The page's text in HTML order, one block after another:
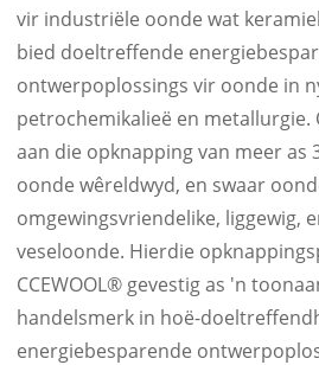
vir industriële oonde wat
bied doeltreffende
ontwerpoplossings vir oonde in
petrochemikalieë en metallurgie.
aan die opknapping van meer as
oonde wêreldwyd, en swaar
omgewingsvriendelike, liggewig,
veseloonde. Hierdie
CCEWOOL® gevestig as 'n
handelsmerk in hoë-
energiebesparende